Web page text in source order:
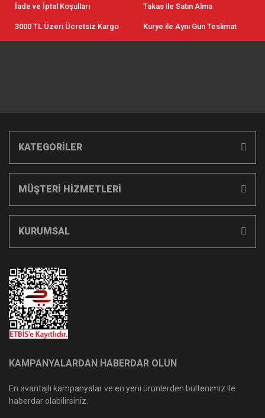
İade ve İptal Koşulları Takas ile Satın Alma
3000 TL Üzeri Ücretsiz Kargo Kurye ile Aynı Gün Teslimat
KATEGORİLER
MÜŞTERİ HİZMETLERİ
KURUMSAL
KAMPANYALARDAN HABERDAR OLUN
En avantajlı kampanyalar ve en yeni ürünlerden bültenimiz ile
haberdar olabilirsiniz.